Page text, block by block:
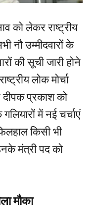
को लेकर राष्ट्रीय
नौ उम्मीदवारों के
की सूची जारी होने
लोक मोर्चा
प्रकाश को
में नई चर्चाएं
किसी भी
मंत्री पद को
मौका